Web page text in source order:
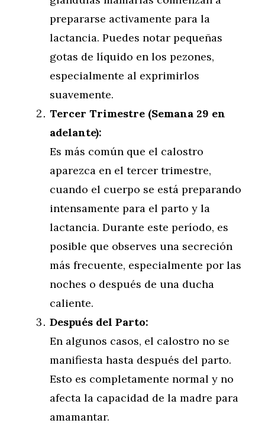
prepararse activamente para la
lactancia. Puedes notar pequeñas
gotas de líquido en los pezones,
especialmente al exprimirlos
suavemente.
Tercer Trimestre (Semana 29 en
adelante):
Es más común que el calostro
aparezca en el tercer trimestre,
cuando el cuerpo se está preparando
intensamente para el parto y la
lactancia. Durante este período, es
posible que observes una secreción
más frecuente, especialmente por las
noches o después de una ducha
caliente.
Después del Parto:
En algunos casos, el calostro no se
manifiesta hasta después del parto.
Esto es completamente normal y no
afecta la capacidad de la madre para
amamantar.